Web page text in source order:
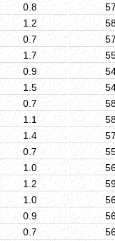
0.8
1.2
0.7
1.7
0.9
1.5
0.7
1.1
1.4
0.7
1.0
1.2
1.0
0.9
0.7